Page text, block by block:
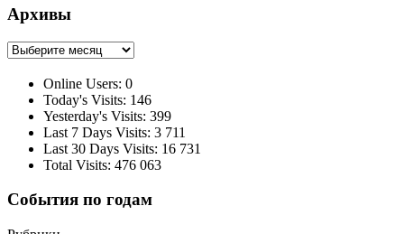
Архивы
Архивы
Online Users: 0
Today's Visits: 146
Yesterday's Visits: 399
Last 7 Days Visits: 3 711
Last 30 Days Visits: 16 731
Total Visits: 476 063
События по годам